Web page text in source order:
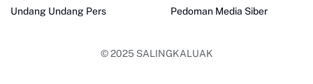
Undang Undang Pers Pedoman Media Siber
© 2025 SALINGKALUAK